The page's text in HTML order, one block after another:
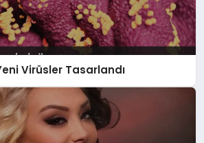
Virüsler Tasarlandı